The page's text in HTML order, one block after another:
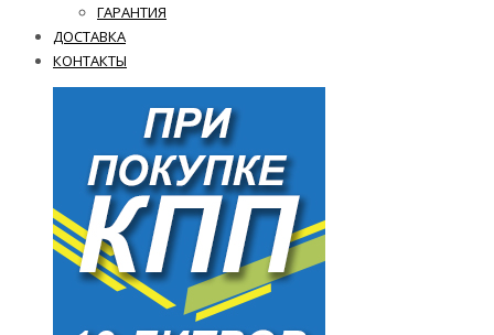
ГАРАНТИЯ
ДОСТАВКА
КОНТАКТЫ